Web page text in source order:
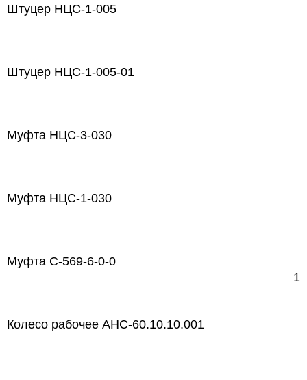
Штуцер НЦС-1-005
Штуцер НЦС-1-005-01
Муфта НЦС-3-030
Муфта НЦС-1-030
Муфта С-569-6-0-0
1
Колесо рабочее АНС-60.10.10.001